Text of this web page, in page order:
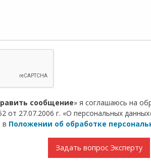
сообщение» я соглашаюсь на
от 27.07.2006 г. «О персональных
в Положении об обработке
Задать вопрос Эксперту